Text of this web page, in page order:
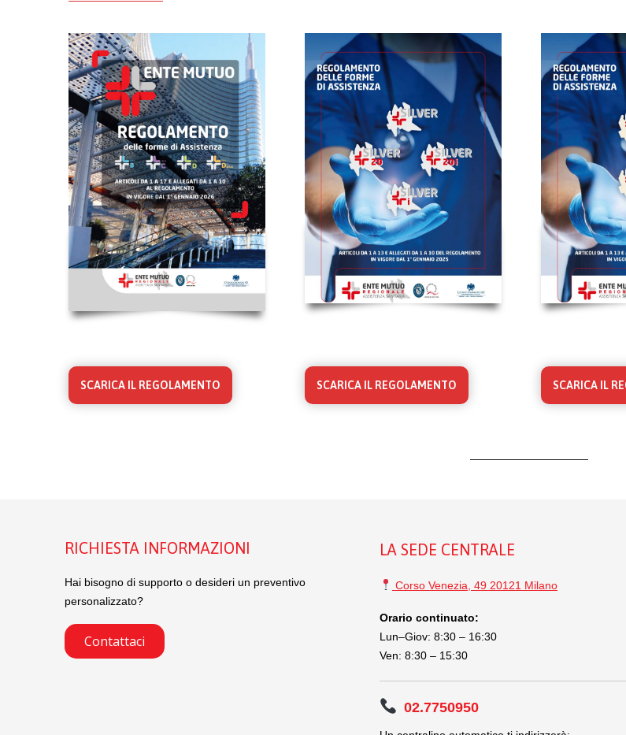
SCARICA IL REGOLAMENTO SCARICA IL REGOLAMENTO SCARICA IL
RICHIESTA INFORMAZIONI
Hai bisogno di supporto o desideri un preventivo
personalizzato?
Contattaci
LA SEDE CENTRALE
Corso Venezia, 49 20121 Milano
Orario continuato:
Lun–Giov: 8:30 – 16:30
Ven: 8:30 – 15:30
02.7750950